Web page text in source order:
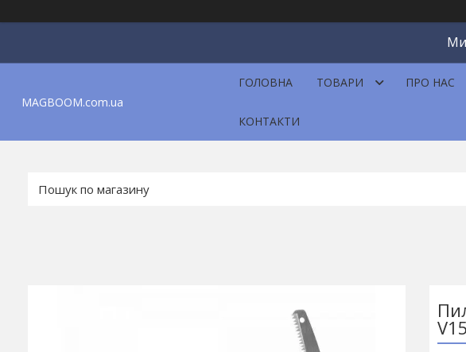
MAGBOOM.com.ua
ГОЛОВНА ТОВАРИ ПРО НАС
КОНТАКТИ